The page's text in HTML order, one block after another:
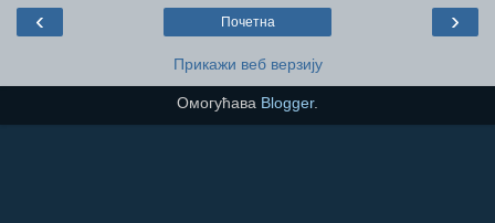
‹ ›
Почетна
Прикажи веб верзију
Омогућава Blogger.